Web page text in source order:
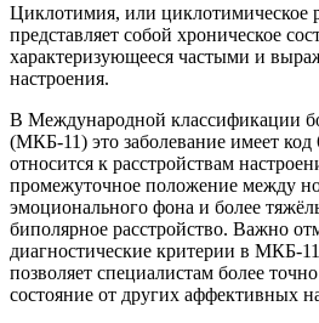
Циклотимия, или циклотимическое
представляет собой хроническое
характеризующееся частыми и
настроения.
В Международной классификации
(МКБ-11) это заболевание имеет
относится к расстройствам
промежуточное положение между
эмоционального фона и более
биполярное расстройство. Важно
диагностические критерии в МКБ-
позволяет специалистам более
состояние от других аффективных